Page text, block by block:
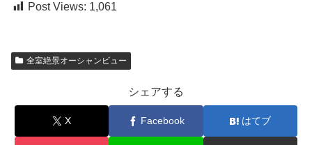
Post Views: 1,061
全室絶景オーシャンビュー
シェアする
X Facebook はてブ